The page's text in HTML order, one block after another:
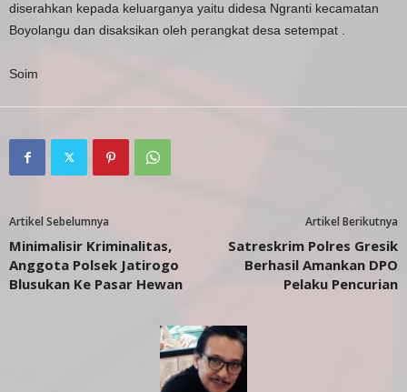
diserahkan kepada keluarganya yaitu didesa Ngranti kecamatan
Boyolangu dan disaksikan oleh perangkat desa setempat .
Soim
Artikel Sebelumnya
Minimalisir Kriminalitas,
Anggota Polsek Jatirogo
Blusukan Ke Pasar Hewan
Artikel Berikutnya
Satreskrim Polres Gresik
Berhasil Amankan DPO
Pelaku Pencurian